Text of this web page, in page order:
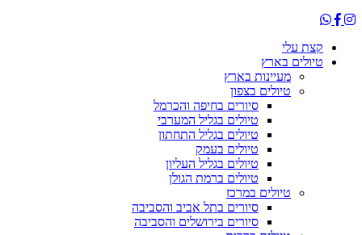
קצת עלי
טיולים בארץ
מעיינות בארץ
טיולים בצפון
סיורים בחיפה והכרמל
טיולים בגליל המערבי
טיולים בגליל התחתון
טיולים בעמק
טיולים בגליל העליון
טיולים ברמת הגולן
טיולים במרכז
סיורים בתל אביב והסביבה
סיורים בירושלים והסביבה